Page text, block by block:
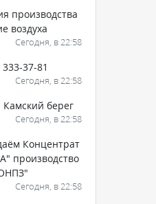
производства
воздуха
Сегодня, в 22:58
333-37-81
Сегодня, в 22:58
берег
Сегодня, в 22:58
Концентрат
производство
Сегодня, в 22:58